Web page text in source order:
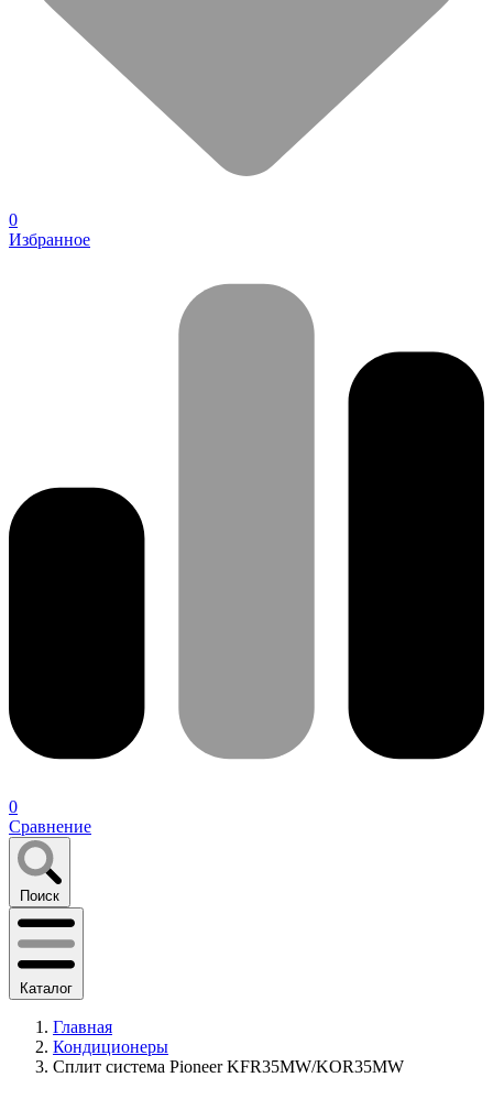
0
Избранное
0
Сравнение
Поиск
Каталог
Главная
Кондиционеры
Сплит система Pioneer KFR35MW/KOR35MW